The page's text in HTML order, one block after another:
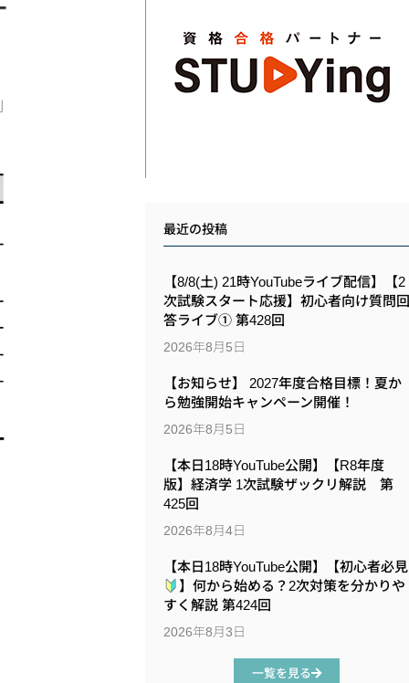
最近の投稿
【8/8(土) 21時YouTubeライブ配信】【2
次試験スタート応援】初心者向け質問回
答ライブ① 第428回
2026年8月5日
【お知らせ】 2027年度合格目標！夏か
ら勉強開始キャンペーン開催！
2026年8月5日
【本日18時YouTube公開】【R8年度
版】経済学 1次試験ザックリ解説 第
425回
2026年8月4日
【本日18時YouTube公開】【初心者必見
】何から始める？2次対策を分かりや
すく解説 第424回
2026年8月3日
一覧を見る